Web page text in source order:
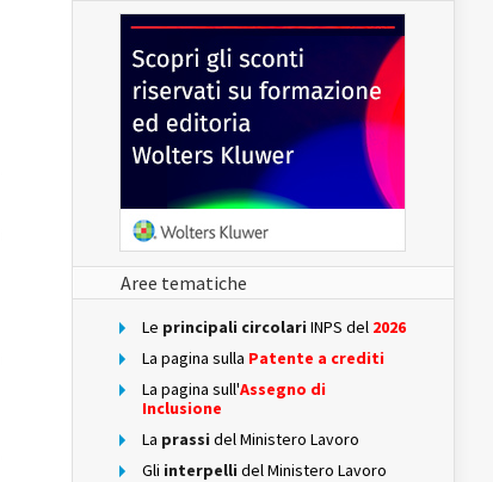
Aree tematiche
Le principali circolari INPS del 2026
La pagina sulla Patente a crediti
La pagina sull'Assegno di
Inclusione
La prassi del Ministero Lavoro
Gli interpelli del Ministero Lavoro